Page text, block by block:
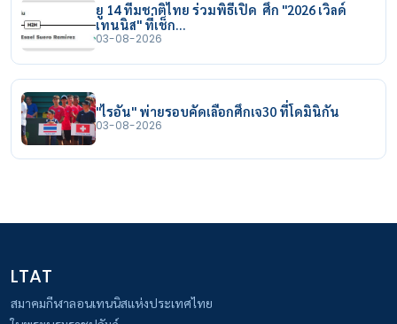
ยู 14 ทีมชาติไทย ร่วมพิธีเปิด ศึก "2026 เวิลด์
เทนนิส" ที่เช็ก…
03-08-2026
"ไรอัน" พ่ายรอบคัดเลือกศึกเจ30 ที่โดมินิกัน
03-08-2026
LTAT
สมาคมกีฬาลอนเทนนิสแห่งประเทศไทย